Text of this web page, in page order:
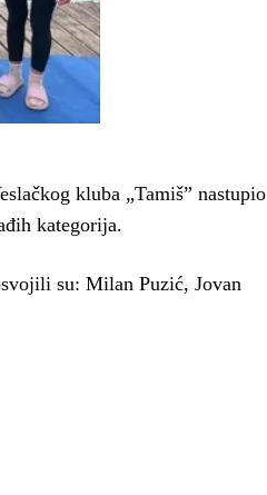
kluba „Tamiš” nastupio
kategorija.
su: Milan Puzić, Jovan